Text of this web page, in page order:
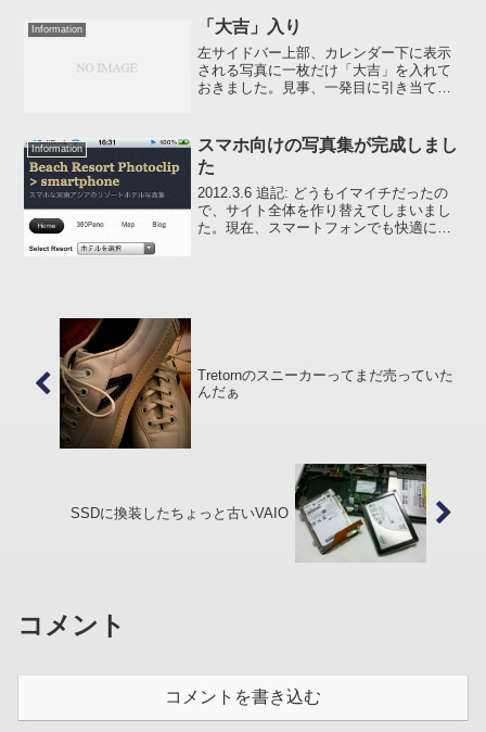
Information 「大吉」入り
左サイドバー上部、カレンダー下に表示
される写真に一枚だけ「大吉」を入れて
おきました。見事、一発目に引き当てた
いません(笑)では、今日も一日すてきな日
でありますように。。...
Information
スマホ向けの写真集が完成しまし
た
2012.3.6 追記: どうもイマイチだったの
で、サイト全体を作り替えてしまいまし
た。現在、スマートフォンでも快適にご
Tretornのスニーカーってまだ売っていた
んだぁ
SSDに換装したちょっと古いVAIO
コメント
コメントを書き込む